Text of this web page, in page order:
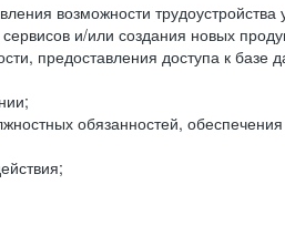
возможности трудоустройства
и/или создания новых
предоставления доступа к базе
обязанностей,